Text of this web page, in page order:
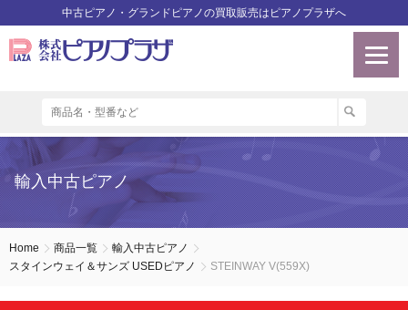
中古ピアノ・グランドピアノの買取販売はピアノプラザへ
輸入中古ピアノ
Home 商品一覧
輸入中古ピアノ
スタインウェイ＆サンズ USEDピアノ
STEINWAY V(559X)